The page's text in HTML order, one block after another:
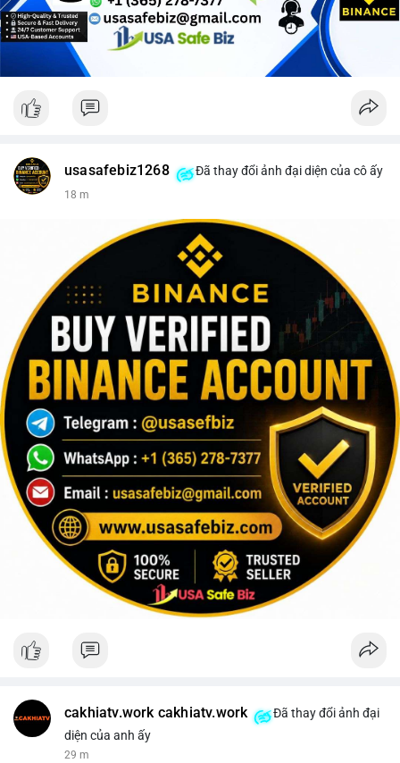
Lời khuyên cho nhà đầu tư nhỏ lẻ: Theo dõi sát điểm đến của
dòng tiền này trong 24-48 giờ tới. Nếu BTC được nạp lên sàn
giao dịch, hãy thận trọng với khả năng điều chỉnh giá và cân
nhắc chốt lời một phần. Ngược lại, nếu dòng tiền chuyển vào ví
#152dot5btc
usasafebiz1268 Đã thay đổi ảnh đại diện của cô ấy
18 m
cakhiatv.work cakhiatv.work
Đã thay đổi ảnh đại
diện của anh ấy
29 m